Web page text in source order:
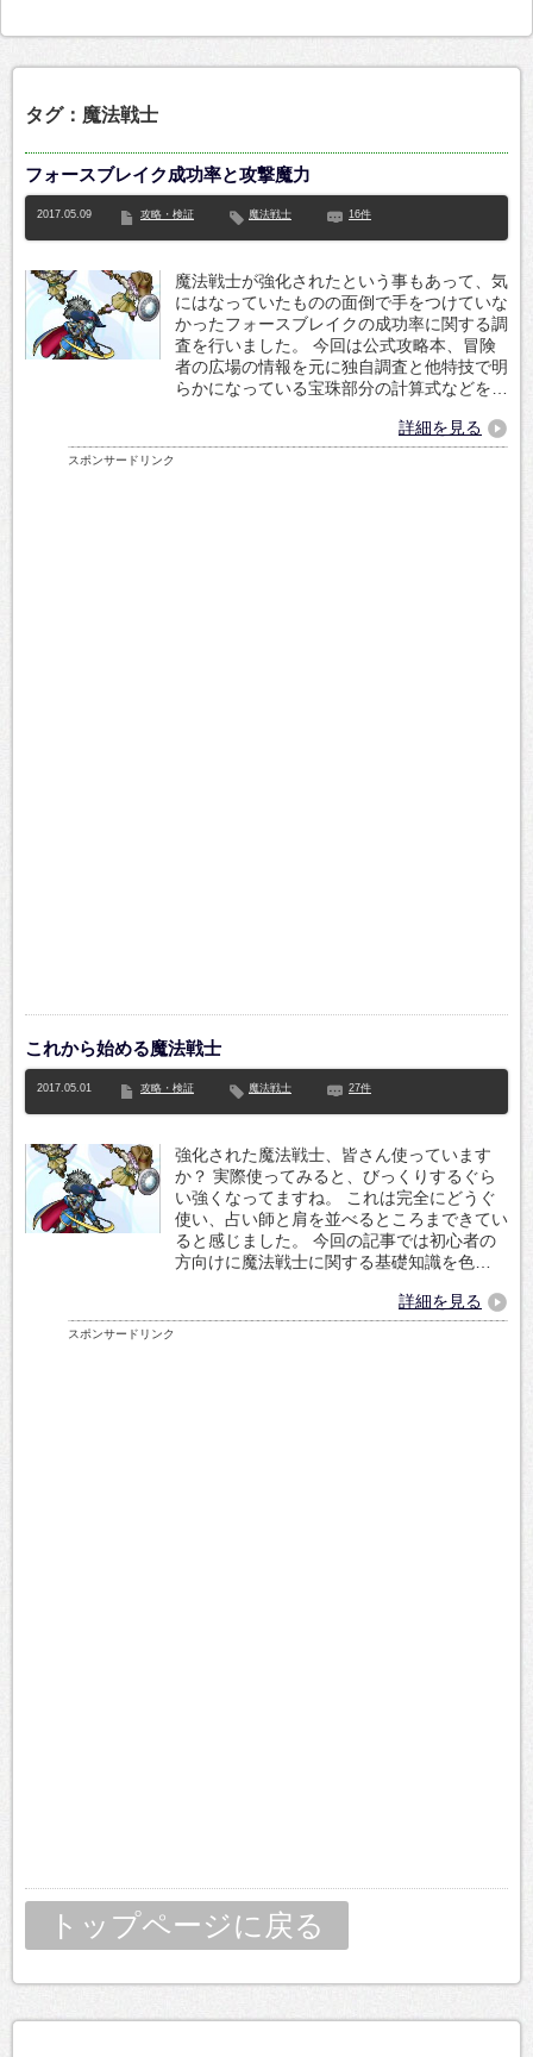
タグ：魔法戦士
フォースブレイク成功率と攻撃魔力
2017.05.09 攻略・検証 魔法戦士 16件
魔法戦士が強化されたという事もあって、気
にはなっていたものの面倒で手をつけていな
かったフォースブレイクの成功率に関する調
査を行いました。 今回は公式攻略本、冒険
者の広場の情報を元に独自調査と他特技で明
らかになっている宝珠部分の計算式などを…
詳細を見る
スポンサードリンク
これから始める魔法戦士
2017.05.01 攻略・検証 魔法戦士 27件
強化された魔法戦士、皆さん使っています
か？ 実際使ってみると、びっくりするぐら
い強くなってますね。 これは完全にどうぐ
使い、占い師と肩を並べるところまできてい
ると感じました。 今回の記事では初心者の
方向けに魔法戦士に関する基礎知識を色…
詳細を見る
スポンサードリンク
トップページに戻る